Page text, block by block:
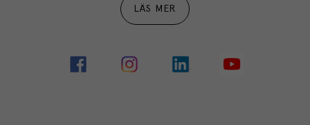
LÄS MER